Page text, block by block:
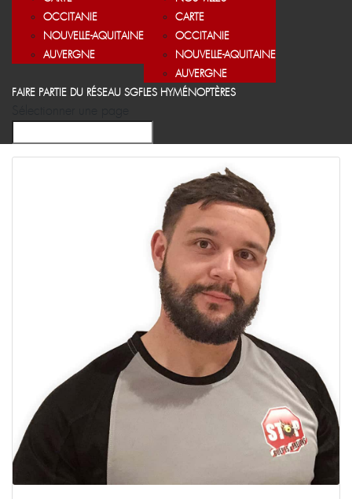
OCCITANIE
NOUVELLE-AQUITAINE
AUVERGNE
CARTE
OCCITANIE
NOUVELLE-AQUITAINE
AUVERGNE
FAIRE PARTIE DU RÉSEAU SGFLES HYMÉNOPTÈRES